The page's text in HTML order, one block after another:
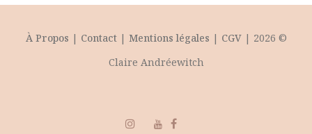
À Propos | Contact | Mentions légales | CGV| 2026 ©
Claire Andréewitch